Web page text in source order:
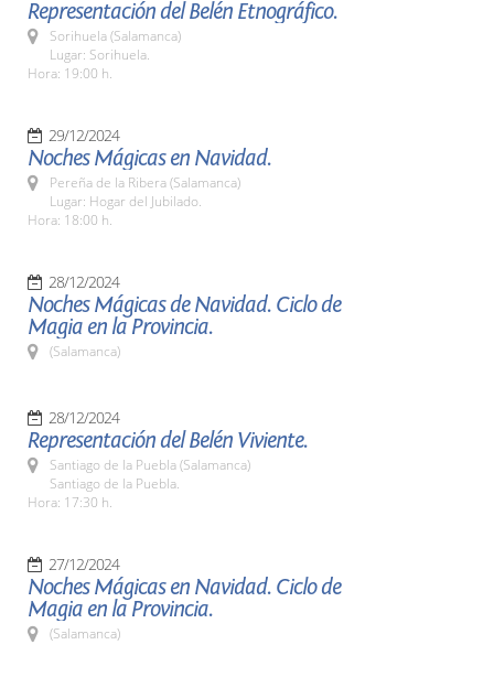
Representación del Belén Etnográfico.
Sorihuela (Salamanca)
Lugar: Sorihuela.
Hora: 19:00 h.
29/12/2024
Noches Mágicas en Navidad.
Pereña de la Ribera (Salamanca)
Lugar: Hogar del Jubilado.
Hora: 18:00 h.
28/12/2024
Noches Mágicas de Navidad. Ciclo de
Magia en la Provincia.
(Salamanca)
28/12/2024
Representación del Belén Viviente.
Santiago de la Puebla (Salamanca)
Santiago de la Puebla.
Hora: 17:30 h.
27/12/2024
Noches Mágicas en Navidad. Ciclo de
Magia en la Provincia.
(Salamanca)